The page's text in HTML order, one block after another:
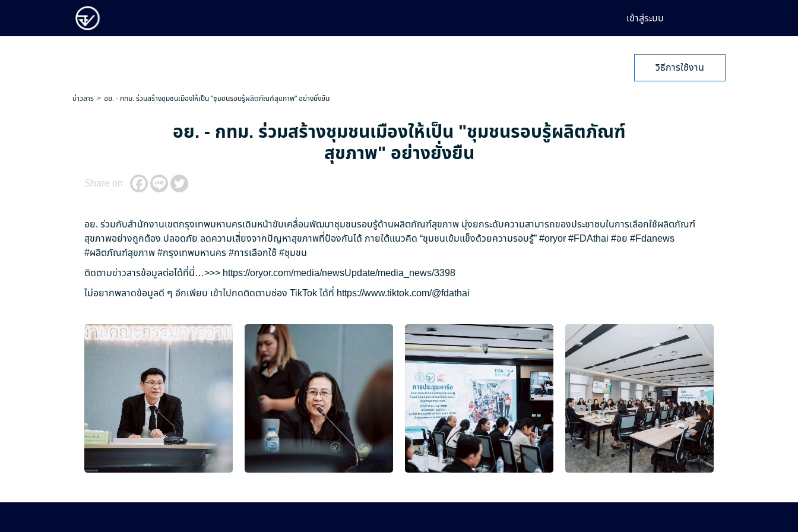
เข้าสู่ระบบ
วิธีการใช้งาน
ข่าวสาร อย. - กทม. ร่วมสร้างชุมชนเมืองให้เป็น "ชุมชนรอบรู้ผลิตภัณฑ์สุขภาพ" อย่างยั่งยืน
อย. - กทม. ร่วมสร้างชุมชนเมืองให้เป็น "ชุมชนรอบรู้ผลิตภัณฑ์
สุขภาพ" อย่างยั่งยืน
Share on
อย. ร่วมกับสำนักงานเขตกรุงเทพมหานครเดินหน้าขับเคลื่อนพัฒนาชุมชนรอบรู้ด้านผลิตภัณฑ์สุขภาพ มุ่งยกระดับความสามารถของประชาชนในการเลือกใช้ผลิตภัณฑ์
สุขภาพอย่างถูกต้อง ปลอดภัย ลดความเสี่ยงจากปัญหาสุขภาพที่ป้องกันได้ ภายใต้แนวคิด “ชุมชนเข้มแข็งด้วยความรอบรู้”#oryor#FDAthai #อย #Fdanews
#ผลิตภัณฑ์สุขภาพ#กรุงเทพมหานคร#การเลือกใช้ #ชุมชน
ติดตามข่าวสารข้อมูลต่อได้ที่นี่…>>> https://oryor.com/media/newsUpdate/media_news/3398
ไม่อยากพลาดข้อมูลดี ๆ อีกเพียบ เข้าไปกดติดตามช่อง TikTok ได้ที่ https://www.tiktok.com/@fdathai